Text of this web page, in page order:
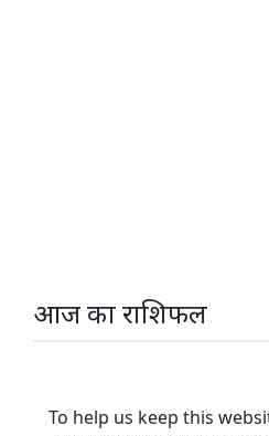
आज का राशिफल